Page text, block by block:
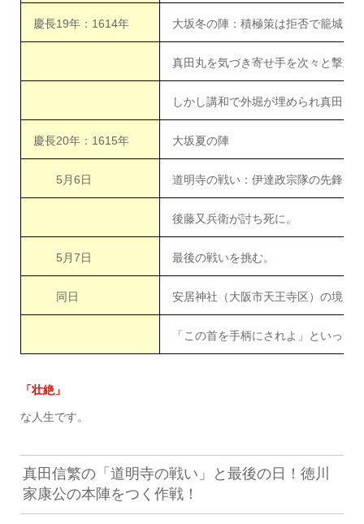
慶長19年：1614年 大坂冬の陣：積極策は拒否で籠城が
真田丸を気づき寄せ手を次々と撃退
しかし講和で外堀が埋められ真田丸
慶長20年：1615年 大坂夏の陣
5月6日 道明寺の戦い：伊達政宗隊の先鋒（
後藤又兵衛が討ち死に。
5月7日 最後の戦いを挑む。
同日 安居神社（大阪市天王寺区）の境内
「この首を手柄にされよ」といって
「壮絶」
な人生です。
真田信繁の「道明寺の戦い」と最後の日！徳川
家康公の本陣をつく作戦！